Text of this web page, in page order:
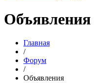
Объявления
Главная
/
Форум
/
Объявления